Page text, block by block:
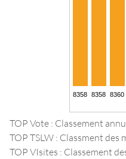
TOP Vote : Classement
TOP TSLW : Classment des
TOP VIsites : Classement